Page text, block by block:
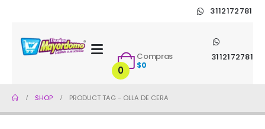
3112172781
3112172781
0
Compras
$0
SHOP PRODUCT TAG - OLLA DE CERA